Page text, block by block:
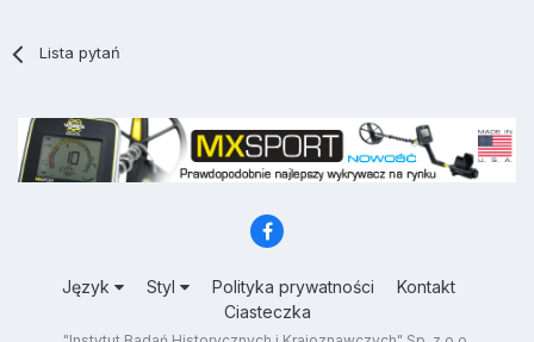
Lista pytań
Język Styl Polityka prywatności
Kontakt
Ciasteczka